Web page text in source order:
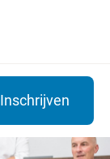
Inschrijven